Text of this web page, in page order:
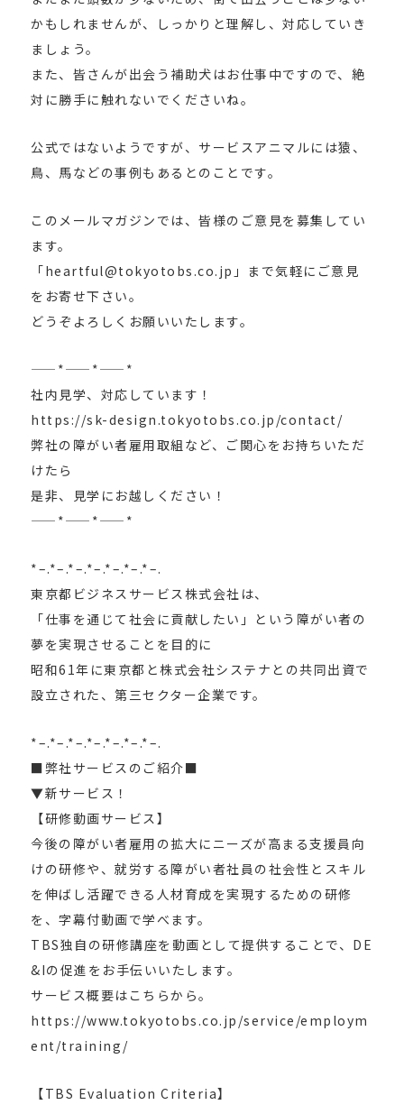
かもしれませんが、しっかりと理解し、対応していき
ましょう。
また、皆さんが出会う補助犬はお仕事中ですので、絶
対に勝手に触れないでくださいね。
公式ではないようですが、サービスアニマルには猿、
鳥、馬などの事例もあるとのことです。
このメールマガジンでは、皆様のご意見を募集してい
ます。
「heartful@tokyotobs.co.jp」まで気軽にご意見
をお寄せ下さい。
どうぞよろしくお願いいたします。
——*——*——*
社内見学、対応しています！
https://sk-design.tokyotobs.co.jp/contact/
弊社の障がい者雇用取組など、ご関心をお持ちいただ
けたら
是非、見学にお越しください！
——*——*——*
*–.*–.*–.*–.*–.*–.*–.
東京都ビジネスサービス株式会社は、
「仕事を通じて社会に貢献したい」という障がい者の
夢を実現させることを目的に
昭和61年に東京都と株式会社システナとの共同出資で
設立された、第三セクター企業です。
*–.*–.*–.*–.*–.*–.*–.
■弊社サービスのご紹介■
▼新サービス！
【研修動画サービス】
今後の障がい者雇用の拡大にニーズが高まる支援員向
けの研修や、就労する障がい者社員の社会性とスキル
を伸ばし活躍できる人材育成を実現するための研修
を、字幕付動画で学べます。
TBS独自の研修講座を動画として提供することで、DE
&Iの促進をお手伝いいたします。
サービス概要はこちらから。
https://www.tokyotobs.co.jp/service/employm
ent/training/
【TBS Evaluation Criteria】